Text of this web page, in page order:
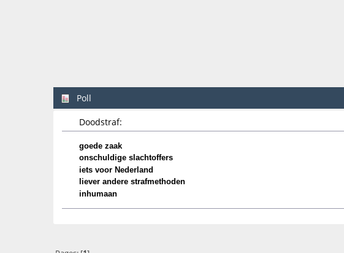
Poll
Doodstraf:
goede zaak
onschuldige slachtoffers
iets voor Nederland
liever andere strafmethoden
inhumaan